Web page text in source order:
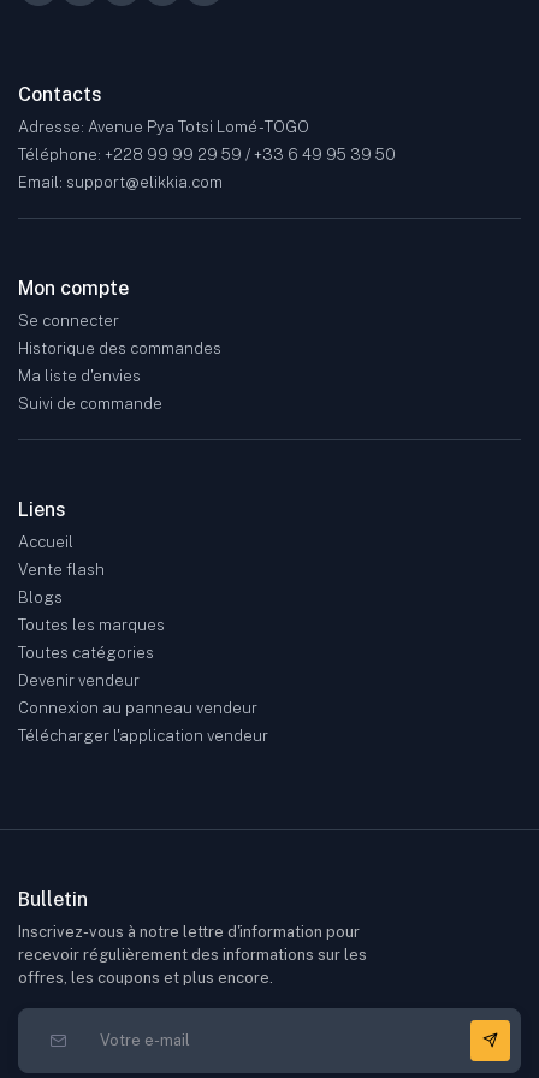
Contacts
Adresse: Avenue Pya Totsi Lomé - TOGO
Téléphone: +228 99 99 29 59 / +33 6 49 95 39 50
Email: support@elikkia.com
Mon compte
Se connecter
Historique des commandes
Ma liste d'envies
Suivi de commande
Liens
Accueil
Vente flash
Blogs
Toutes les marques
Toutes catégories
Devenir vendeur
Connexion au panneau vendeur
Télécharger l'application vendeur
Bulletin
Inscrivez-vous à notre lettre d'information pour
recevoir régulièrement des informations sur les
offres, les coupons et plus encore.